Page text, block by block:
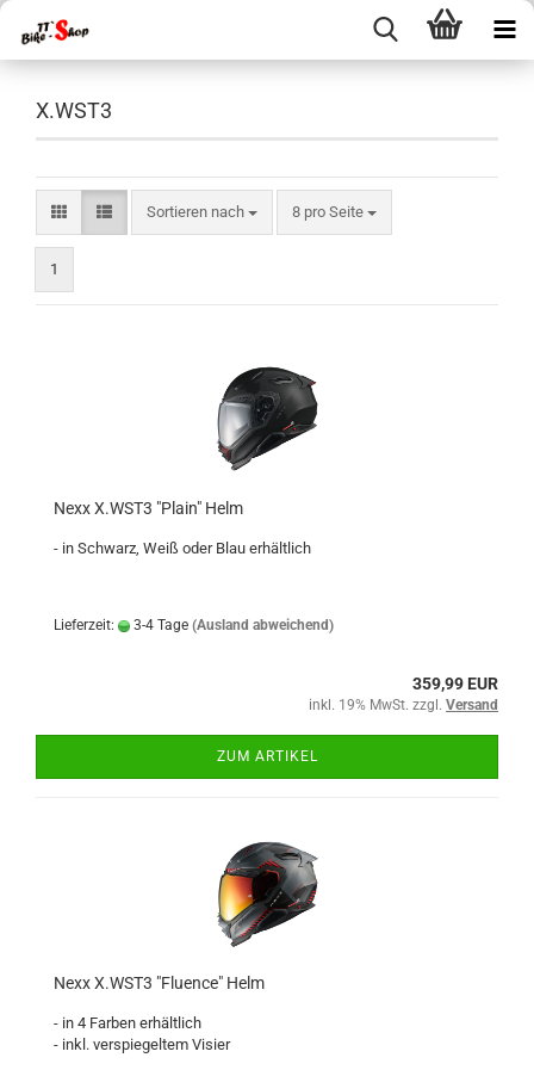
X.WST3
Sortieren nach
Sortieren nach 8 pro Seite
pro Seite
1
Nexx X.WST3 "Plain" Helm
- in Schwarz, Weiß oder Blau erhältlich
Lieferzeit: 3-4 Tage (Ausland abweichend)
359,99 EUR
inkl. 19% MwSt. zzgl. Versand
ZUM ARTIKEL
Nexx X.WST3 "Fluence" Helm
- in 4 Farben erhältlich
- inkl. verspiegeltem Visier